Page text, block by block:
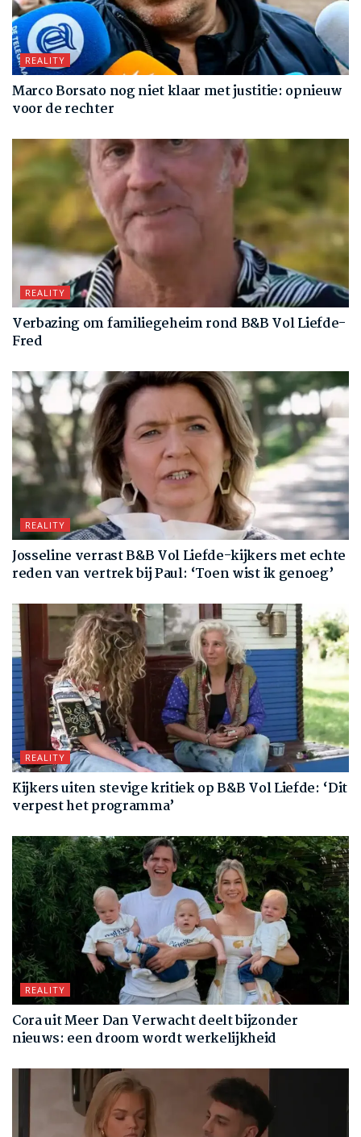
REALITY
Marco Borsato nog niet klaar met justitie: opnieuw
voor de rechter
REALITY
Verbazing om familiegeheim rond B&B Vol Liefde-
Fred
REALITY
Josseline verrast B&B Vol Liefde-kijkers met echte
reden van vertrek bij Paul: ‘Toen wist ik genoeg’
REALITY
Kijkers uiten stevige kritiek op B&B Vol Liefde: ‘Dit
verpest het programma’
REALITY
Cora uit Meer Dan Verwacht deelt bijzonder
nieuws: een droom wordt werkelijkheid